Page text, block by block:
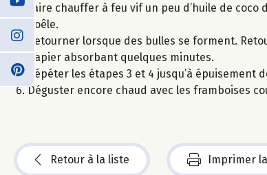
Faire chauffer à feu vif un peu d’huile de
poêle.
Retourner lorsque des bulles se forment.
papier absorbant quelques minutes.
Répéter les étapes 3 et 4 jusqu’à épuisement
Déguster encore chaud avec les framboises
Retour à la liste Imprimer